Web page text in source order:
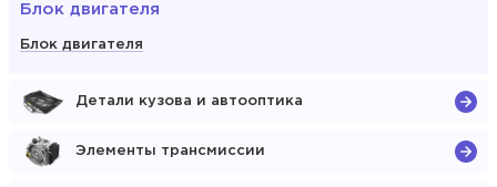
Блок двигателя
Блок двигателя
Детали кузова и автооптика
Элементы трансмиссии